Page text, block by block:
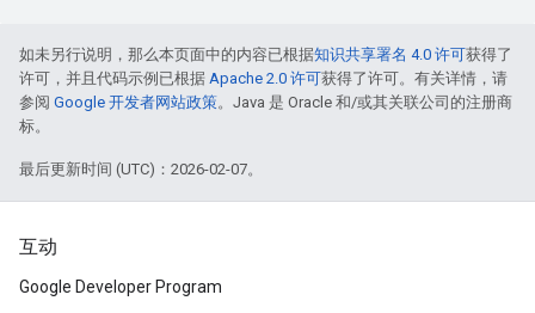
如未另行说明，那么本页面中的内容已根据知识共享署名 4.0 许可获得了
许可，并且代码示例已根据 Apache 2.0 许可获得了许可。有关详情，请
参阅 Google 开发者网站政策。Java 是 Oracle 和/或其关联公司的注册商
标。
最后更新时间 (UTC)：2026-02-07。
互动
Google Developer Program